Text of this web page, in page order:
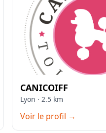
CANICOIFF
Lyon · 2.5 km
Voir le profil →